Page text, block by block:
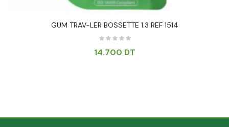
GUM TRAV-LER BOSSETTE 1.3 REF 1514
14.700 DT